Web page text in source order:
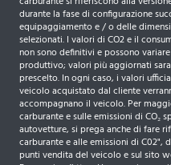
durante la fase di configurazione
equipaggiamento e / o delle
selezionati. I valori di CO2 e il
non sono definitivi e possono
produttivo; valori più aggiornati
prescelto. In ogni caso, i valori
veicolo acquistato dal cliente
accompagnano il veicolo. Per
carburante e sulle emissioni di CO₂
autovetture, si prega anche di fare
carburante e alle emissioni di
punti vendita del veicolo e sul sito